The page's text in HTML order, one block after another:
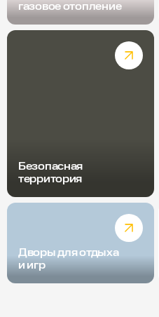
газовое отопление
Безопасная
территория
Дворы для отдыха
и игр